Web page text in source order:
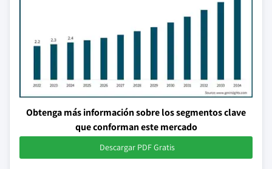
Obtenga más información sobre los segmentos clave
que conforman este mercado
Descargar PDF Gratis